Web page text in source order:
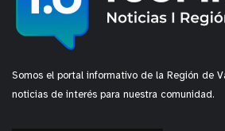
Somos el portal informativo de la Región de
noticias de interés para nuestra comunidad.